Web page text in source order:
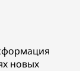
новых